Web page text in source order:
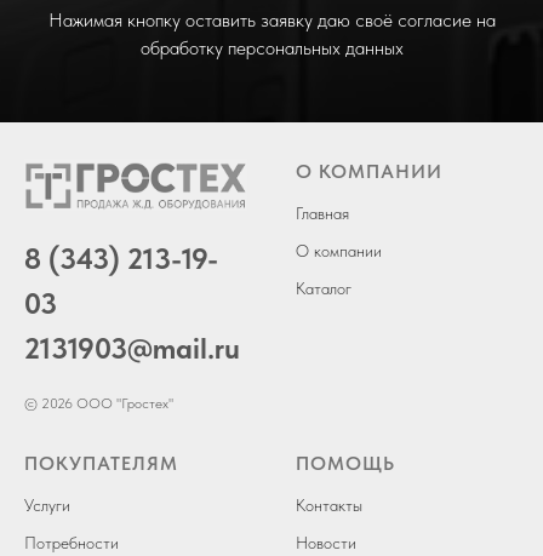
Нажимая кнопку оставить заявку даю своё согласие на
обработку персональных данных
8 (343) 213-19-
03
2131903@mail.ru
© 2026 ООО "Гростех"
О КОМПАНИИ
Главная
О компании
Каталог
ПОКУПАТЕЛЯМ
Услуги
Потребности
ПОМОЩЬ
Контакты
Новости